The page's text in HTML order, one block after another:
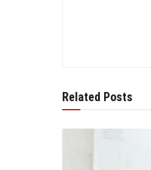
Related Posts